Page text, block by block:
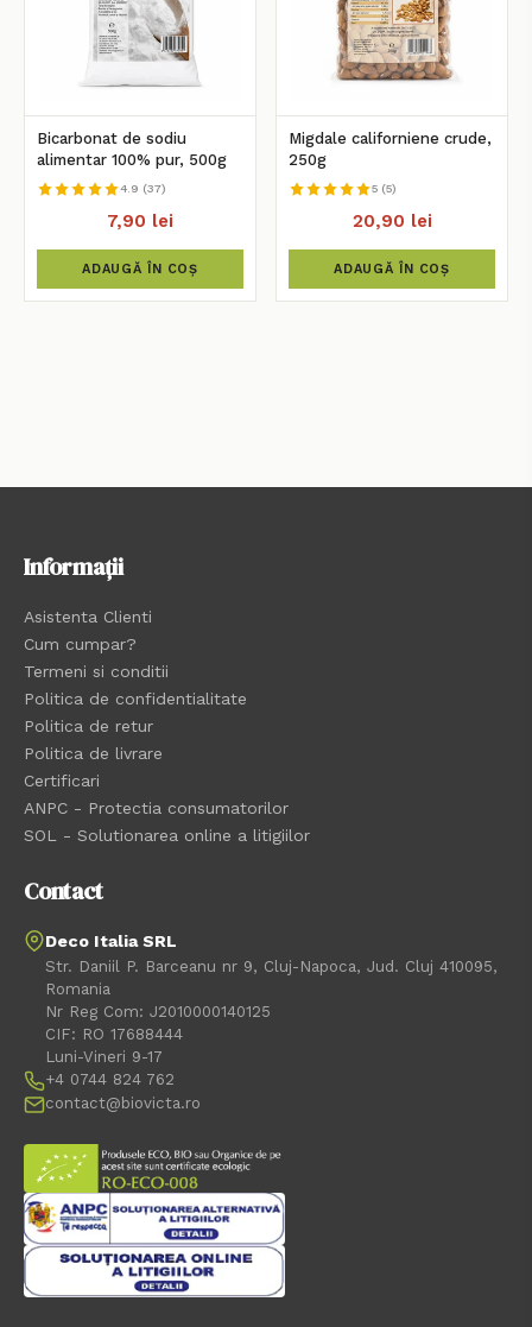
Bicarbonat de sodiu
alimentar 100% pur, 500g
4.9 (37)
7,90 lei
ADAUGĂ ÎN COȘ
Migdale californiene crude,
250g
5 (5)
20,90 lei
ADAUGĂ ÎN COȘ
Informații
Asistenta Clienti
Cum cumpar?
Termeni si conditii
Politica de confidentialitate
Politica de retur
Politica de livrare
Certificari
ANPC - Protectia consumatorilor
SOL - Solutionarea online a litigiilor
Contact
Deco Italia SRL
Str. Daniil P. Barceanu nr 9, Cluj-Napoca, Jud. Cluj 410095,
Romania
Nr Reg Com: J2010000140125
CIF: RO 17688444
Luni-Vineri 9-17
+4 0744 824 762
contact@biovicta.ro